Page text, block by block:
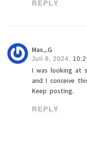
REPLY
Max_G
Juli 6, 2024,
I was looking at
and I conceive
Keep posting.
REPLY